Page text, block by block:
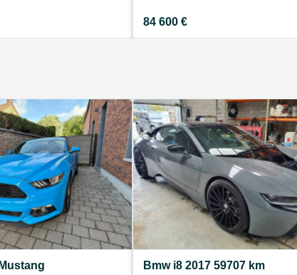
84 600 €
Bmw i8 2017 59707 km